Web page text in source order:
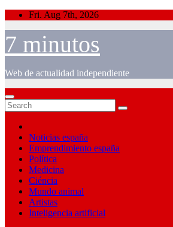
Skip
content
Fri. Aug 7th, 2026
7 minutos
Web de actualidad independiente
Noticias españa
Emprendimiento españa
Política
Medicina
Ciéncia
Mundo animal
Artistas
Inteligencia artificial